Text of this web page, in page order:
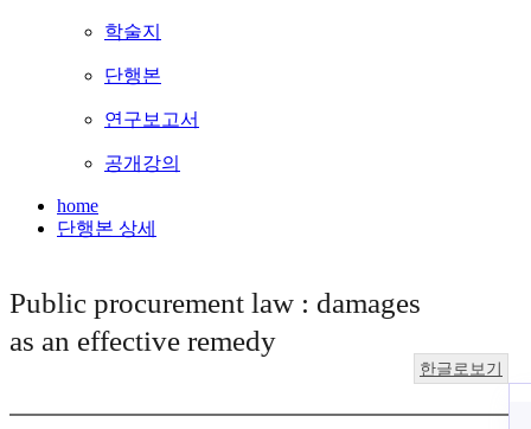
학술지
단행본
연구보고서
공개강의
home
단행본 상세
Public procurement law : damages
as an effective remedy
한글로보기